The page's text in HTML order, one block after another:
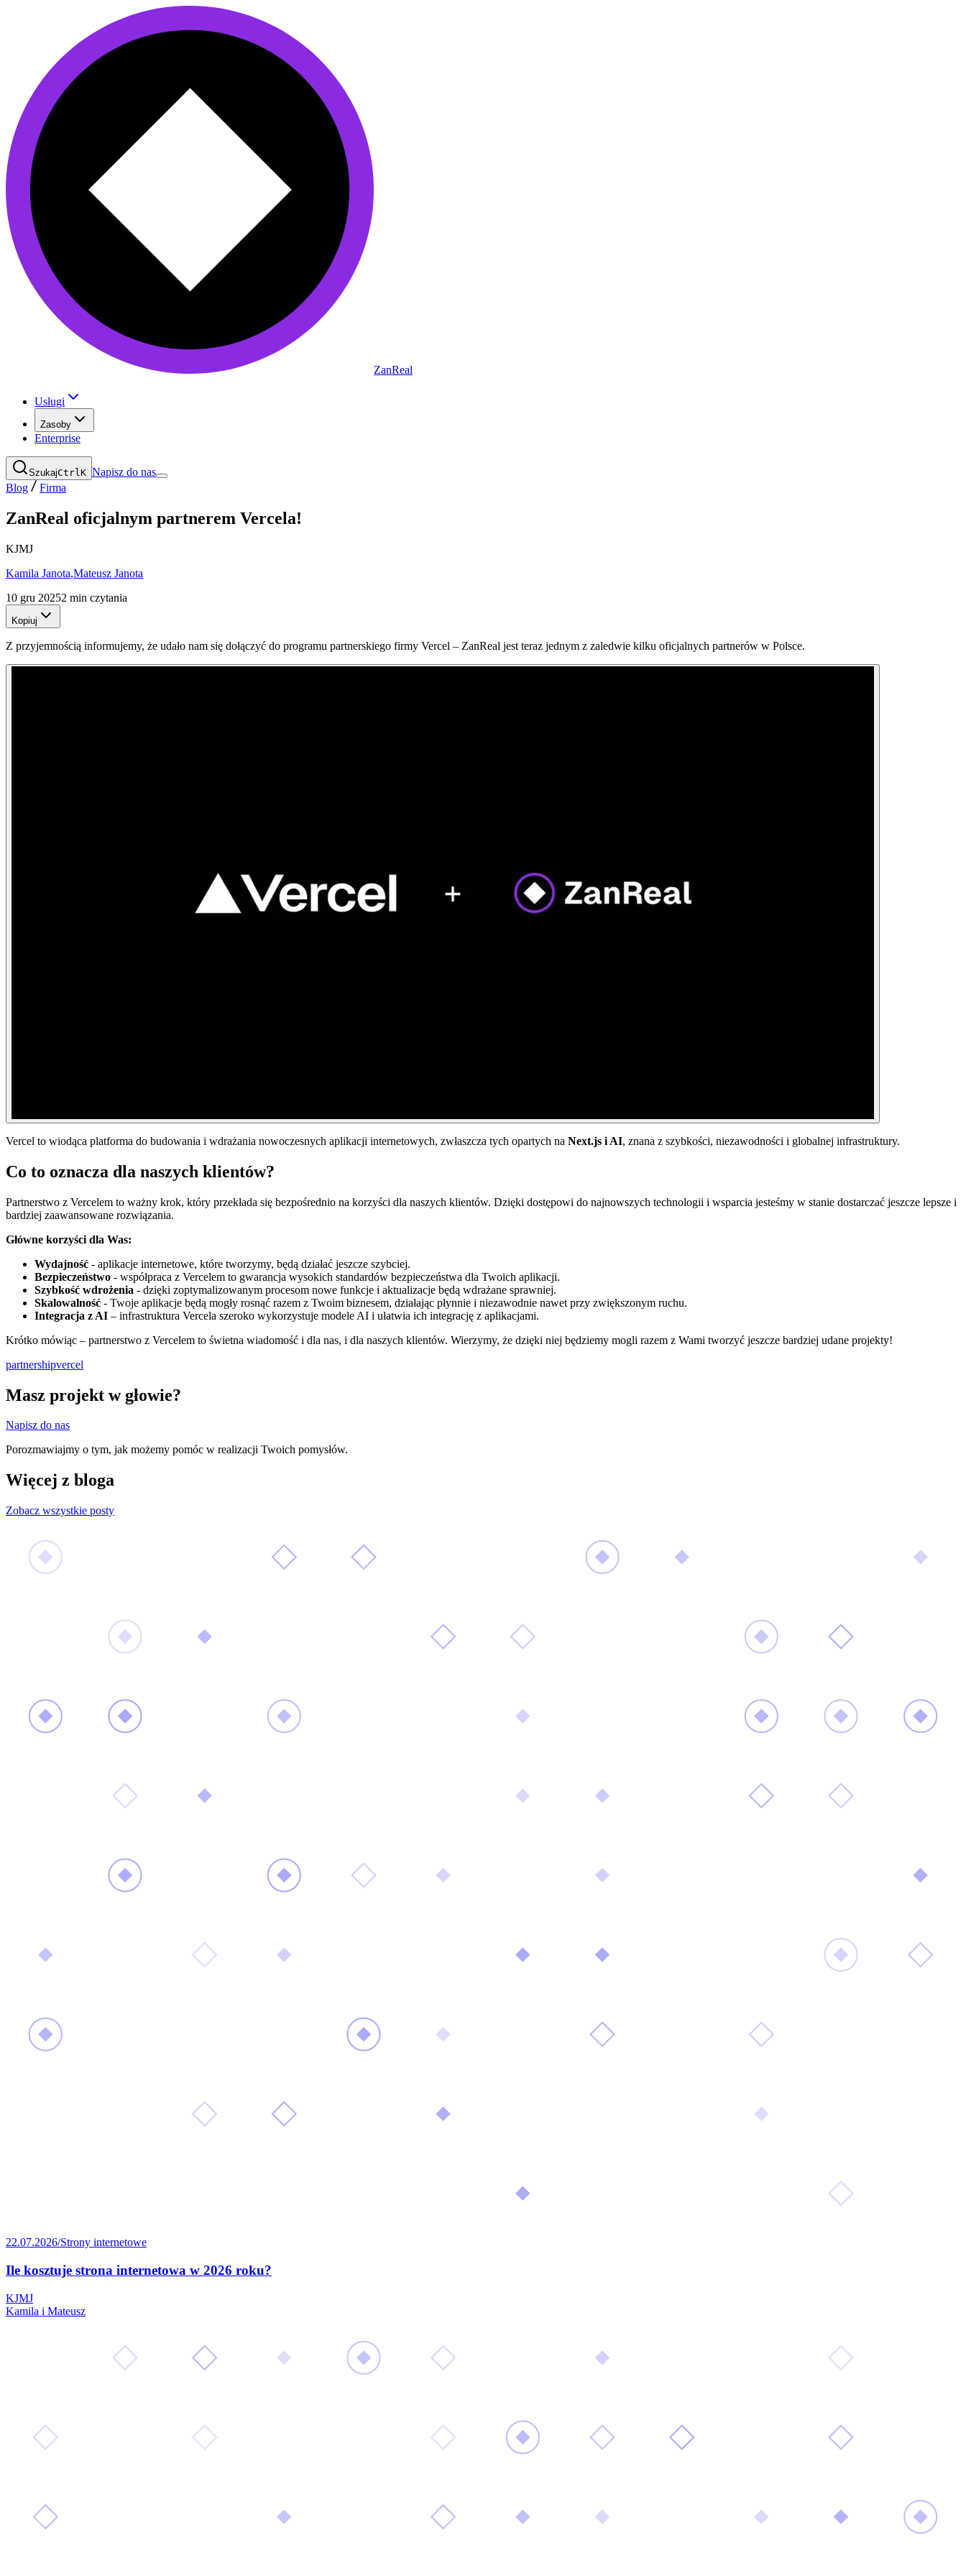
ZanReal
Usługi
Zasoby
Enterprise
SzukajCtrlK Napisz do nas
Blog
Firma
ZanReal oficjalnym partnerem Vercela!
KJMJ
Kamila Janota,Mateusz Janota
10 gru 20252 min czytania
Kopiuj
Z przyjemnością informujemy, że udało nam się dołączyć do programu partnerskiego firmy Vercel – ZanReal jest teraz jednym z zaledwie kilku oficjalnych partnerów w Polsce.
Vercel to wiodąca platforma do budowania i wdrażania nowoczesnych aplikacji internetowych, zwłaszcza tych opartych na Next.js i AI, znana z szybkości, niezawodności i globalnej infrastruktury.
Co to oznacza dla naszych klientów?
Partnerstwo z Vercelem to ważny krok, który przekłada się bezpośrednio na korzyści dla naszych klientów. Dzięki dostępowi do najnowszych technologii i wsparcia jesteśmy w stanie dostarczać jeszcze lepsze i
bardziej zaawansowane rozwiązania.
Główne korzyści dla Was:
Wydajność - aplikacje internetowe, które tworzymy, będą działać jeszcze szybciej.
Bezpieczeństwo - współpraca z Vercelem to gwarancja wysokich standardów bezpieczeństwa dla Twoich aplikacji.
Szybkość wdrożenia - dzięki zoptymalizowanym procesom nowe funkcje i aktualizacje będą wdrażane sprawniej.
Skalowalność - Twoje aplikacje będą mogły rosnąć razem z Twoim biznesem, działając płynnie i niezawodnie nawet przy zwiększonym ruchu.
Integracja z AI – infrastruktura Vercela szeroko wykorzystuje modele AI i ułatwia ich integrację z aplikacjami.
Krótko mówiąc – partnerstwo z Vercelem to świetna wiadomość i dla nas, i dla naszych klientów. Wierzymy, że dzięki niej będziemy mogli razem z Wami tworzyć jeszcze bardziej udane projekty!
partnershipvercel
Masz projekt w głowie?
Napisz do nas
Porozmawiajmy o tym, jak możemy pomóc w realizacji Twoich pomysłów.
Więcej z bloga
Zobacz wszystkie posty
22.07.2026/Strony internetowe
Ile kosztuje strona internetowa w 2026 roku?
KJMJ
Kamila i Mateusz